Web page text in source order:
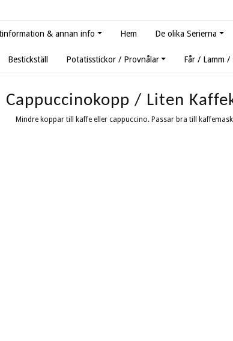
& annan info Hem De olika Serierna
Bestickställ Potatisstickor / Provnålar Får / Lamm /
Cappuccinokopp / Liten
Mindre koppar till kaffe eller cappuccino. Passar bra till